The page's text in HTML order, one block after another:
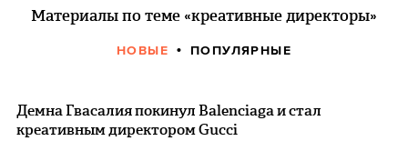
Материалы по теме «креативные директоры»
НОВЫЕ ПОПУЛЯРНЫЕ
Демна Гвасалия покинул Balenciaga и стал
креативным директором Gucci